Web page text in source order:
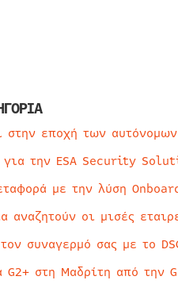
στην εποχή των
για την ESA Security
με την λύση
αναζητούν οι μισές
συναγερμό σας με το
στη Μαδρίτη από την